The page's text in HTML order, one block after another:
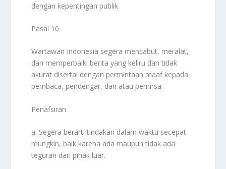
dengan kepentingan publik.
Pasal 10
Wartawan Indonesia segera mencabut, meralat,
dan memperbaiki berita yang keliru dan tidak
akurat disertai dengan permintaan maaf kepada
pembaca, pendengar, dan atau pemirsa.
Penafsiran
a. Segera berarti tindakan dalam waktu secepat
mungkin, baik karena ada maupun tidak ada
teguran dari pihak luar.